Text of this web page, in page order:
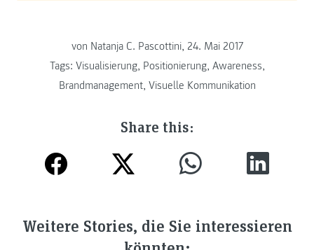
von Natanja C. Pascottini, 24. Mai 2017
Tags: Visualisierung, Positionierung, Awareness,
Brandmanagement, Visuelle Kommunikation
Share this:
Weitere Stories, die Sie interessieren